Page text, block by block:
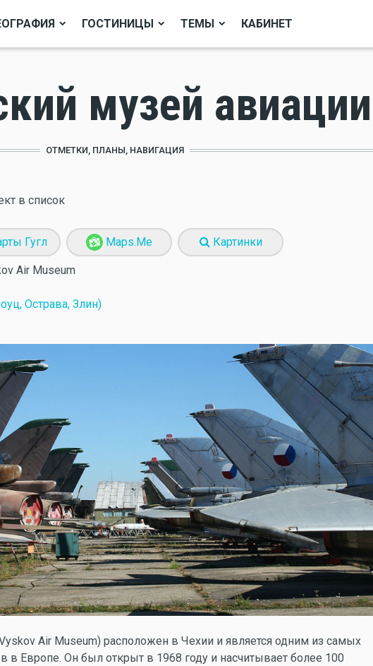
ГОСТИНИЦЫ ТЕМЫ КАБИНЕТ
музей авиации
ОТМЕТКИ, ПЛАНЫ, НАВИГАЦИЯ
в список
Гугл Maps.Me Картинки
Air Museum
Острава, Злин)
Air Museum) расположен в Чехии и является одним из самых
Европе. Он был открыт в 1968 году и насчитывает более 100